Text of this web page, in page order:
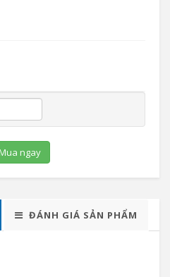
Mua ngay
ĐÁNH GIÁ SẢN PHẨM